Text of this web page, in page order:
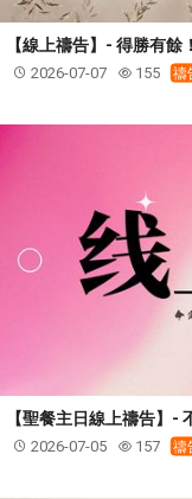
【線上禱告】- 得勝有餘！
2026-07-07 155 禱
【聖餐主日線上禱告】-
2026-07-05 157 禱